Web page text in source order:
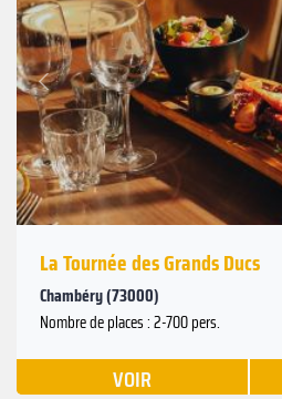
Précédent
La Tournée des Grands Ducs
Chambéry (73000)
Nombre de places : 2-700 pers.
VOIR